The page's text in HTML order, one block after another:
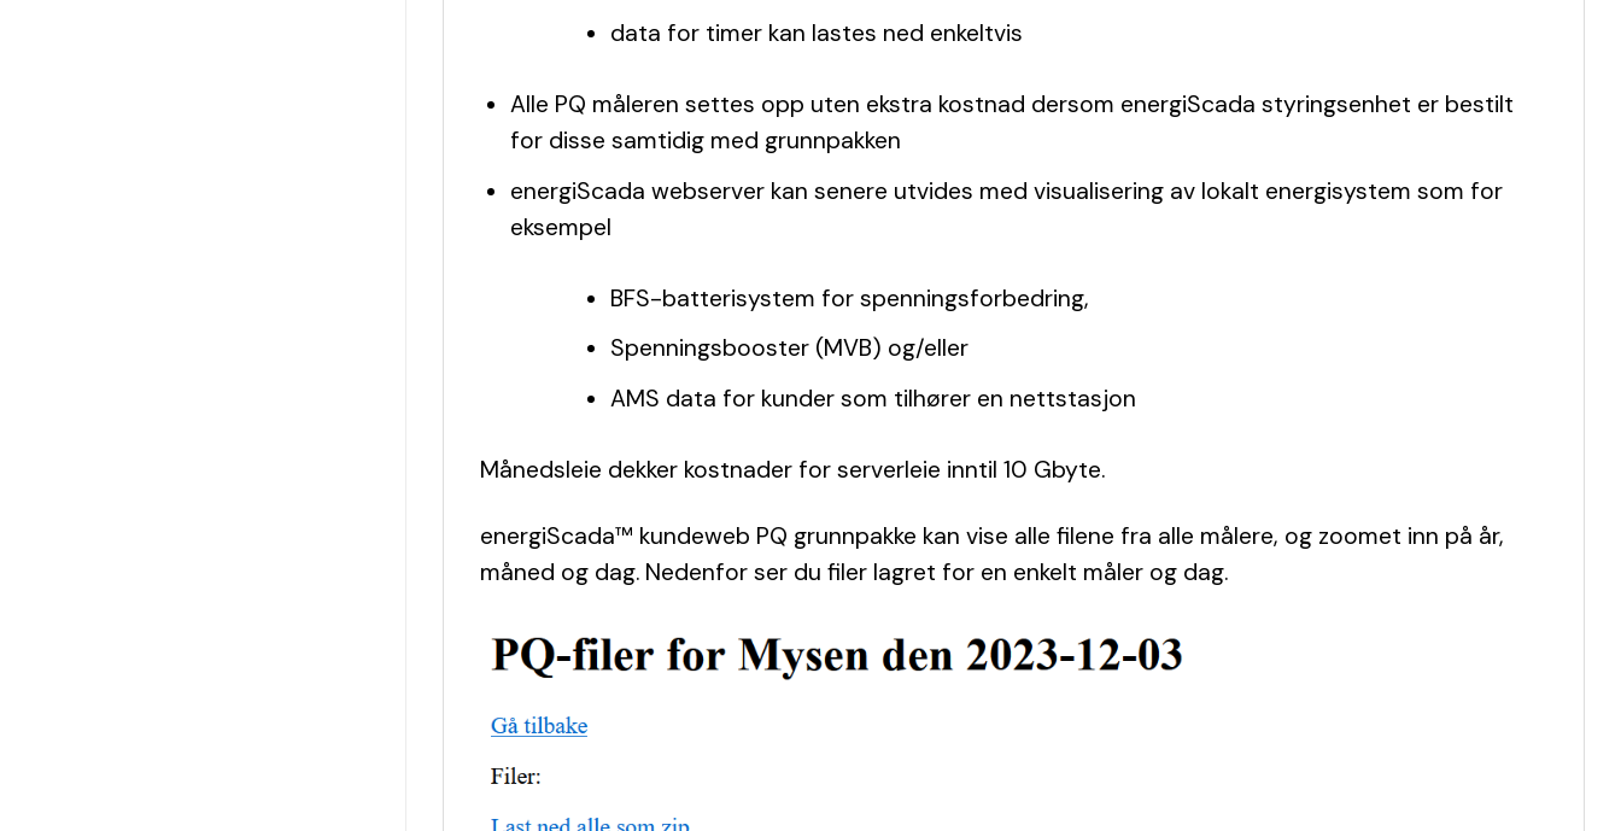
data for timer kan lastes ned enkeltvis
Alle PQ måleren settes opp uten ekstra kostnad dersom energiScada styringsenhet er bestilt
for disse samtidig med grunnpakken
energiScada webserver kan senere utvides med visualisering av lokalt energisystem som for
eksempel
BFS-batterisystem for spenningsforbedring,
Spenningsbooster (MVB) og/eller
AMS data for kunder som tilhører en nettstasjon
Månedsleie dekker kostnader for serverleie inntil 10 Gbyte.
energiScada™ kundeweb PQ grunnpakke kan vise alle filene fra alle målere, og zoomet inn på år,
måned og dag. Nedenfor ser du filer lagret for en enkelt måler og dag.